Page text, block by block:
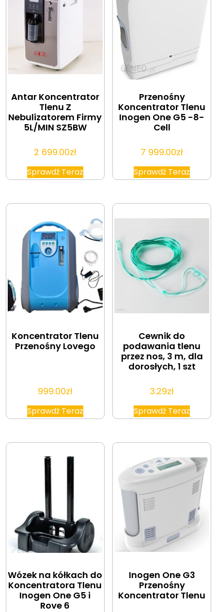
Antar Koncentrator
Tlenu Z
Nebulizatorem Firmy
5L/MIN SZ5BW
2 699.00zł
Sprawdź Teraz
Przenośny
Koncentrator Tlenu
Inogen One G5 -8-
Cell
7 999.00zł
Sprawdź Teraz
Koncentrator Tlenu
Przenośny Lovego
999.00zł
Sprawdź Teraz
Cewnik do
podawania tlenu
przez nos, 3 m, dla
dorosłych, 1 szt
3.29zł
Sprawdź Teraz
Wózek na kółkach do
Koncentratora Tlenu
Inogen One G5 i
Rove 6
Inogen One G3
Przenośny
Koncentrator Tlenu